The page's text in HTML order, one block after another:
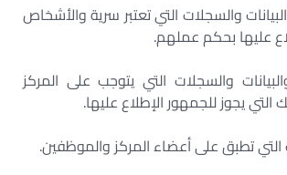
والسجلات التي تعتبر سرية والأشخاص
عليها بحكم عملهم.
والسجلات التي يتوجب على المركز
التي يجوز للجمهور الإطلاع عليها.
التي تطبق على أعضاء المركز والموظفين.